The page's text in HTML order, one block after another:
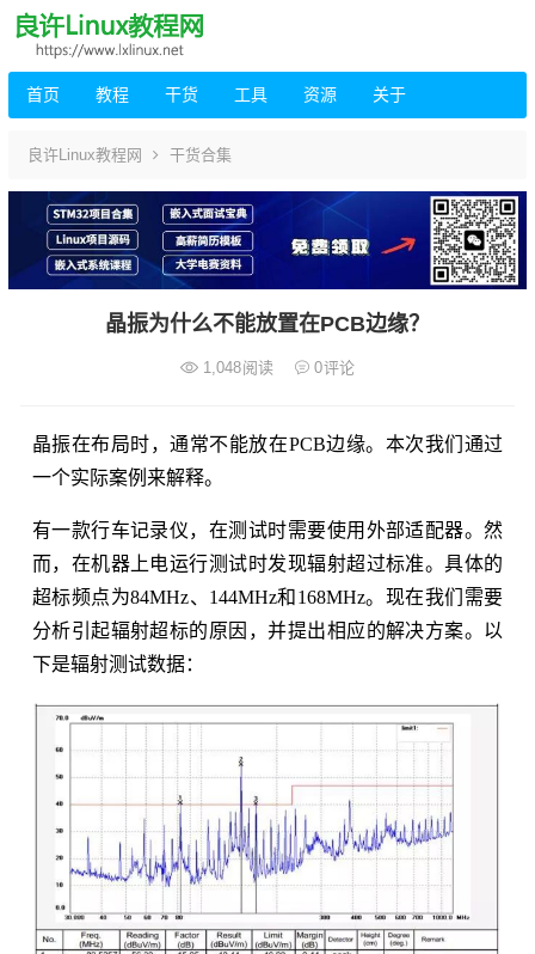
首页 教程 干货 工具 资源 关于
良许Linux教程网 干货合集
晶振为什么不能放置在PCB边缘？
1,048阅读 0评论
晶振在布局时，通常不能放在PCB边缘。本次我们通过
一个实际案例来解释。
有一款行车记录仪，在测试时需要使用外部适配器。然
而，在机器上电运行测试时发现辐射超过标准。具体的
超标频点为84MHz、144MHz和168MHz。现在我们需要
分析引起辐射超标的原因，并提出相应的解决方案。以
下是辐射测试数据：